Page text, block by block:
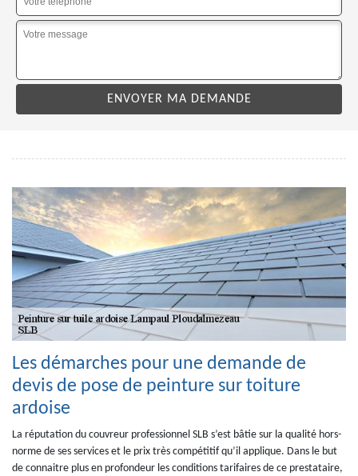
Les démarches pour une demande de
devis de pose de peinture sur toiture
ardoise
La réputation du couvreur professionnel SLB s’est bâtie sur la qualité hors-
norme de ses services et le prix très compétitif qu’il applique. Dans le but
de connaitre plus en profondeur les conditions tarifaires de ce prestataire,